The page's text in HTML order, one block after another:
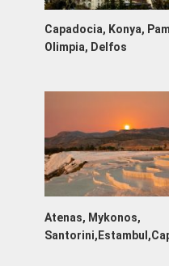
Capadocia, Konya,
Olimpia, Delfos
Atenas, Mykonos,